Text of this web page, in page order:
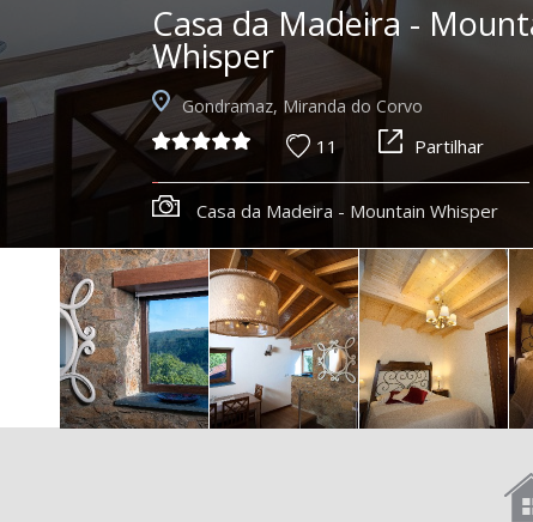
Casa da Madeira -
Whisper
Gondramaz, Miranda do Corvo
11 Partilhar
Casa da Madeira - Mountain Whisper